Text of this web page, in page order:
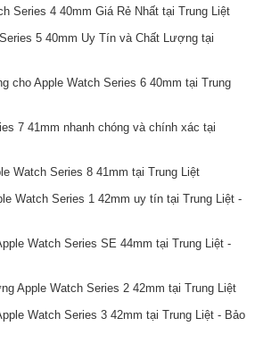
Series 4 40mm Giá Rẻ Nhất tại Trung Liệt
5 40mm Uy Tín và Chất Lượng tại
cho Apple Watch Series 6 40mm tại Trung
7 41mm nhanh chóng và chính xác tại
Watch Series 8 41mm tại Trung Liệt
Watch Series 1 42mm uy tín tại Trung Liệt -
Watch Series SE 44mm tại Trung Liệt -
Apple Watch Series 2 42mm tại Trung Liệt
Watch Series 3 42mm tại Trung Liệt - Bảo